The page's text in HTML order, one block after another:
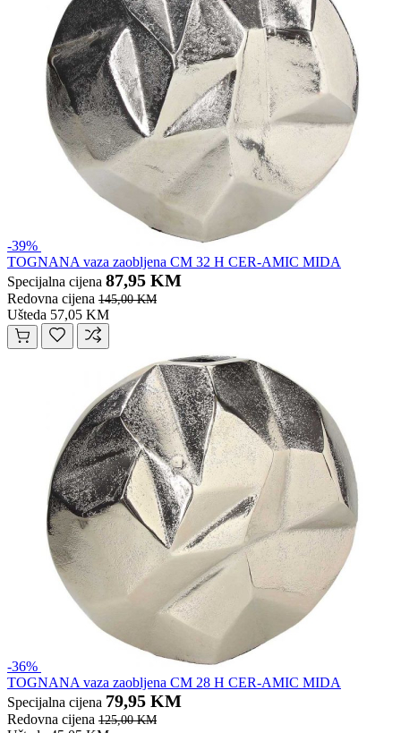
-39%
TOGNANA vaza zaobljena CM 32 H CER-AMIC MIDA
Specijalna cijena 87,95 KM
Redovna cijena 145,00 KM
Ušteda 57,05 KM
-36%
TOGNANA vaza zaobljena CM 28 H CER-AMIC MIDA
Specijalna cijena 79,95 KM
Redovna cijena 125,00 KM